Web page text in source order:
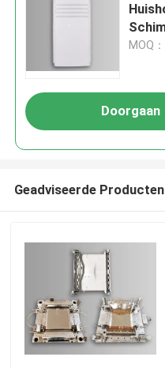
MOQ
Doorgaan
Geadviseerde Producten